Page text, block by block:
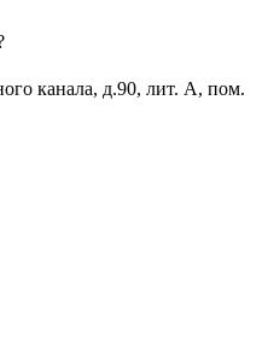
канала, д.90, лит. А, пом.